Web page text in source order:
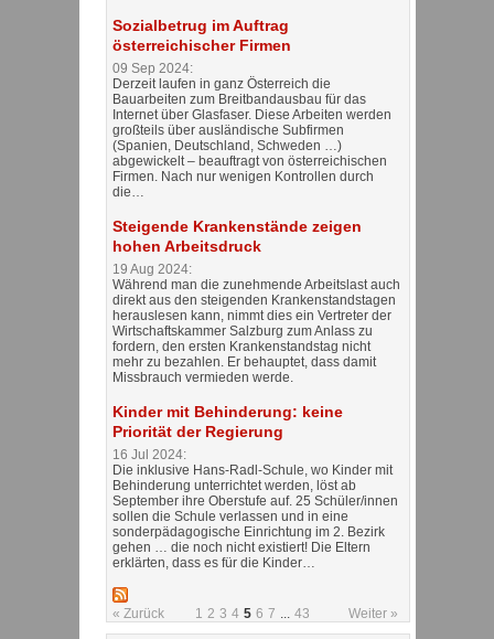
Sozialbetrug im Auftrag
österreichischer Firmen
09 Sep 2024:
Derzeit laufen in ganz Österreich die
Bauarbeiten zum Breitbandausbau für das
Internet über Glasfaser. Diese Arbeiten werden
großteils über ausländische Subfirmen
(Spanien, Deutschland, Schweden …)
abgewickelt – beauftragt von österreichischen
Firmen. Nach nur wenigen Kontrollen durch
die…
Steigende Krankenstände zeigen
hohen Arbeitsdruck
19 Aug 2024:
Während man die zunehmende Arbeitslast auch
direkt aus den steigenden Krankenstandstagen
herauslesen kann, nimmt dies ein Vertreter der
Wirtschaftskammer Salzburg zum Anlass zu
fordern, den ersten Krankenstandstag nicht
mehr zu bezahlen. Er behauptet, dass damit
Missbrauch vermieden werde.
Kinder mit Behinderung: keine
Priorität der Regierung
16 Jul 2024:
Die inklusive Hans-Radl-Schule, wo Kinder mit
Behinderung unterrichtet werden, löst ab
September ihre Oberstufe auf. 25 Schüler/innen
sollen die Schule verlassen und in eine
sonderpädagogische Einrichtung im 2. Bezirk
gehen … die noch nicht existiert! Die Eltern
erklärten, dass es für die Kinder…
« Zurück 1 2 3 4 5 6 7 43 Weiter »